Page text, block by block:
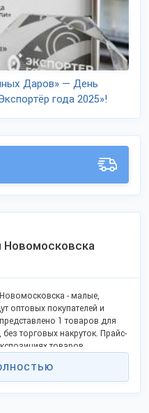
Даров» — День
года 2025»!
Новомосковска
- малые,
оптовых покупателей и
1 товаров для
торговых накруток. Прайс-
товаров.